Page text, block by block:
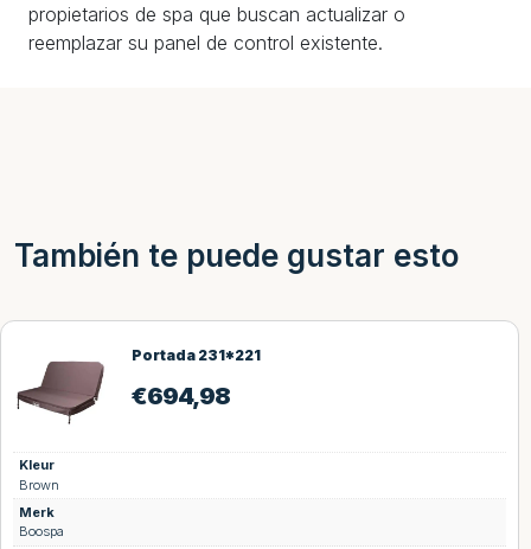
propietarios de spa que buscan actualizar o
reemplazar su panel de control existente.
También te puede gustar esto
Portada 231*221
€694,98
Kleur
Brown
Merk
Boospa